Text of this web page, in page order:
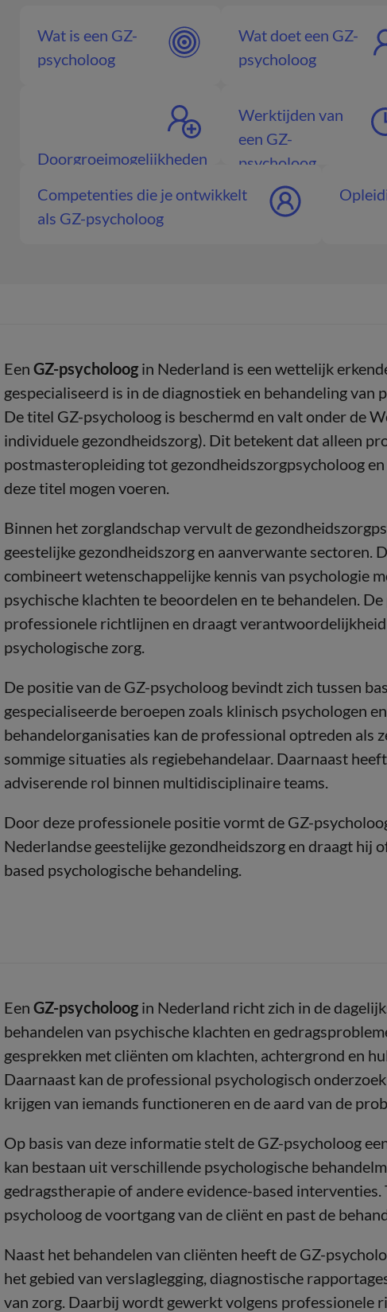
Wat is een GZ-
psycholoog
Wat doet een GZ-
psycholoog
Doorgroeimogelijkheden
Werktijden van
een GZ-
psycholoog
Competenties die je ontwikkelt
als GZ-psycholoog
EenGZ-psycholoog in Nederland is een wettelijk
gespecialiseerd is in de diagnostiek en behandeling van
De titel GZ-psycholoog is beschermd en valt onder de
individuele gezondheidszorg). Dit betekent dat alleen
postmasteropleiding tot gezondheidszorgpsycholoog
deze titel mogen voeren.
Binnen het zorglandschap vervult de
geestelijke gezondheidszorg en aanverwante sectoren.
combineert wetenschappelijke kennis van psychologie
psychische klachten te beoordelen en te behandelen.
professionele richtlijnen en draagt
psychologische zorg.
De positie van de GZ-psycholoog bevindt zich tussen
gespecialiseerde beroepen zoals klinisch psychologen
behandelorganisaties kan de professional optreden als
sommige situaties als regiebehandelaar. Daarnaast
adviserende rol binnen multidisciplinaire teams.
Door deze professionele positie vormt de GZ-
Nederlandse geestelijke gezondheidszorg en draagt hij
based psychologische behandeling.
EenGZ-psycholoog in Nederland richt zich in de
behandelen van psychische klachten en
gesprekken met cliënten om klachten, achtergrond en
Daarnaast kan de professional psychologisch
krijgen van iemands functioneren en de aard van de
Op basis van deze informatie stelt de GZ-psycholoog
kan bestaan uit verschillende psychologische
gedragstherapie of andere evidence-based
psycholoog de voortgang van de cliënt en past de
Naast het behandelen van cliënten heeft de GZ-
het gebied van verslaglegging, diagnostische
van zorg. Daarbij wordt gewerkt volgens professionele